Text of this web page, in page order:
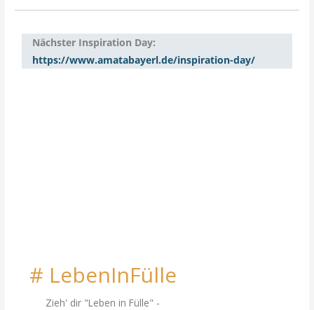
Nächster Inspiration Day:
https://www.amatabayerl.de/inspiration-day/
# LebenInFülle
Zieh' dir "Leben in Fülle" -